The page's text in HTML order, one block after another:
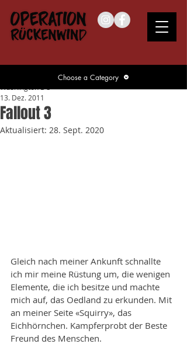
Fallout 3
13. Dez. 2011
Aktualisiert: 28. Sept. 2020
Gleich nach meiner Ankunft schnallte
ich mir meine Rüstung um, die wenigen
Elemente, die ich besitze und machte
mich auf, das Oedland zu erkunden. Mit
an meiner Seite «Squirry», das
Eichhörnchen. Kampferprobt der Beste
Freund des Menschen.
Choose a Category